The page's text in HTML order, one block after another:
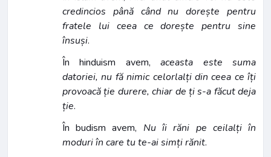
credincios până când nu dorește pentru
fratele lui ceea ce dorește pentru sine
însuși.
În hinduism avem,aceasta este suma
datoriei, nu fă nimic celorlalți din ceea ce îți
provoacă ție durere, chiar de ți s-a făcut deja
ție.
În budism avem, Nu îi răni pe ceilalți în
moduri în care tu te-ai simți rănit.